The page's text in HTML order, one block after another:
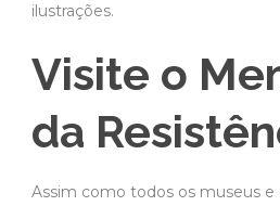
ilustrações.
Visite o
da
Assim como todos os museus e